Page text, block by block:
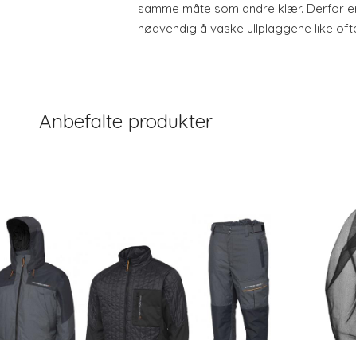
samme måte som andre klær. Derfor
nødvendig å vaske ullplaggene like
Anbefalte produkter